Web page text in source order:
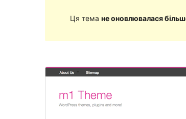
Ця тема не оновлювалася